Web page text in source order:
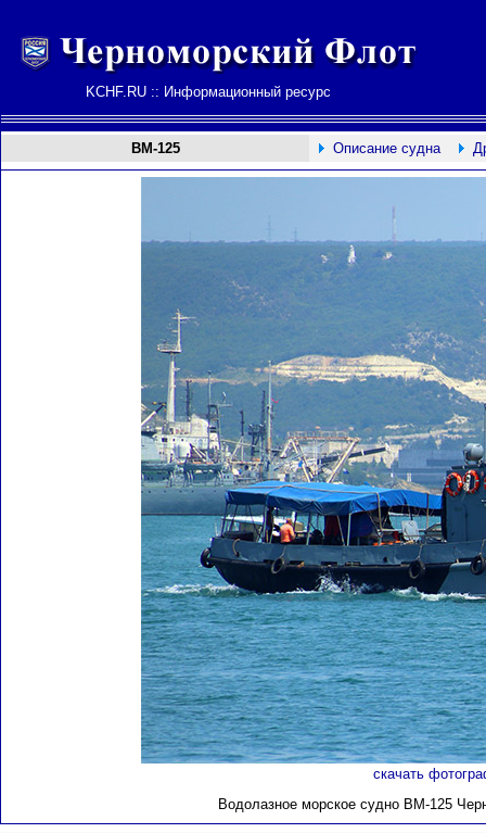
KCHF.RU :: Информационный ресурс
ВМ-125 Описание судна
скачать
Водолазное морское судно ВМ-125